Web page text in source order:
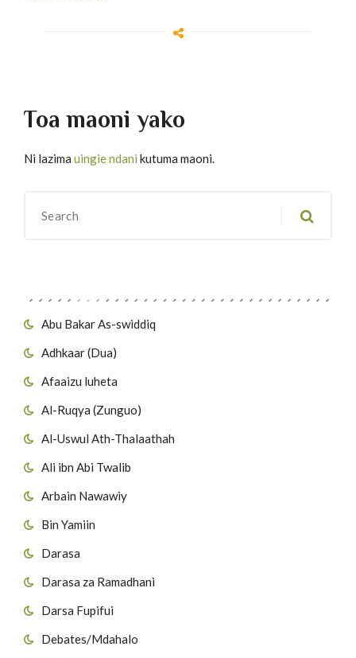
Abu Bakar As-swiddiq
Adhkaar (Dua)
Afaaizu luheta
Al-Ruqya (Zunguo)
Al-Uswul Ath-Thalaathah
Ali ibn Abi Twalib
Arbain Nawawiy
Bin Yamiin
Darasa
Darasa za Ramadhani
Darsa Fupifui
Debates/Mdahalo
Toa maoni yako
Ni lazima uingie ndani kutuma maoni.